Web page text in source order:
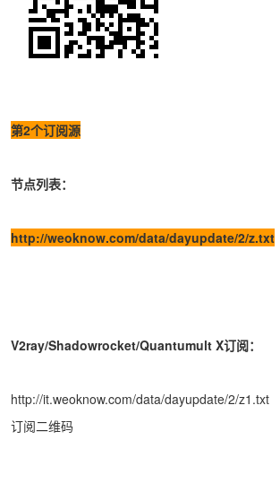
第2个订阅源
节点列表：
http://weoknow.com/data/dayupdate/2/z.txt
V2ray/Shadowrocket/Quantumult X订阅：
http://it.weoknow.com/data/dayupdate/2/z1.txt
订阅二维码